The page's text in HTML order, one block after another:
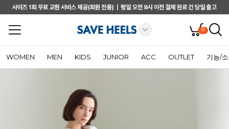
0
WOMEN MEN KIDS JUNIOR ACC OUTLET 기능/